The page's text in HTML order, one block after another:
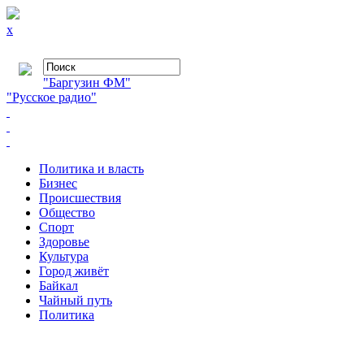
x
"Баргузин ФМ"
"Русское радио"
Политика и власть
Бизнес
Происшествия
Общество
Cпорт
Здоровье
Культура
Город живёт
Байкал
Чайный путь
Политика